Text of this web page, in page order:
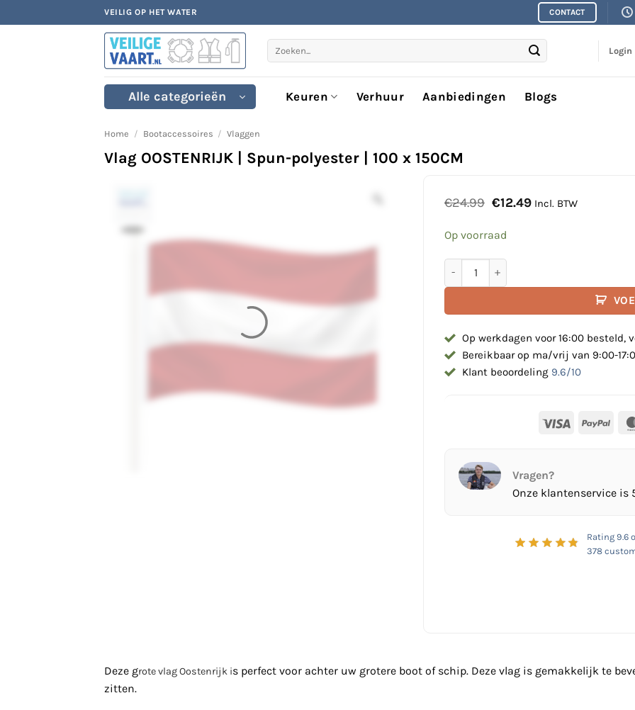
naar
VEILIG OP HET WATER CONTACT
Alle categorieën Keuren Verhuur Aanbiedingen Blogs
Home / Bootaccessoires / Vlaggen
Vlag OOSTENRIJK | Spun-polyester | 100 x 150CM
€24.99 Oorspronkelijke
was:
€24.99.
€12.49Huidige
Incl. BTW
Op voorraad
Op werkdagen voor 16:00 besteld,
Bereikbaar op ma/vrij van 9:00-
Klant beoordeling 9.6/10
Visa
Vragen?
Onze klantenservice is
Rating 9.6
378
Deze grote vlag Oostenrijk is perfect voor achter uw grotere boot of schip. Deze vlag is gemakkelijk te
zitten.